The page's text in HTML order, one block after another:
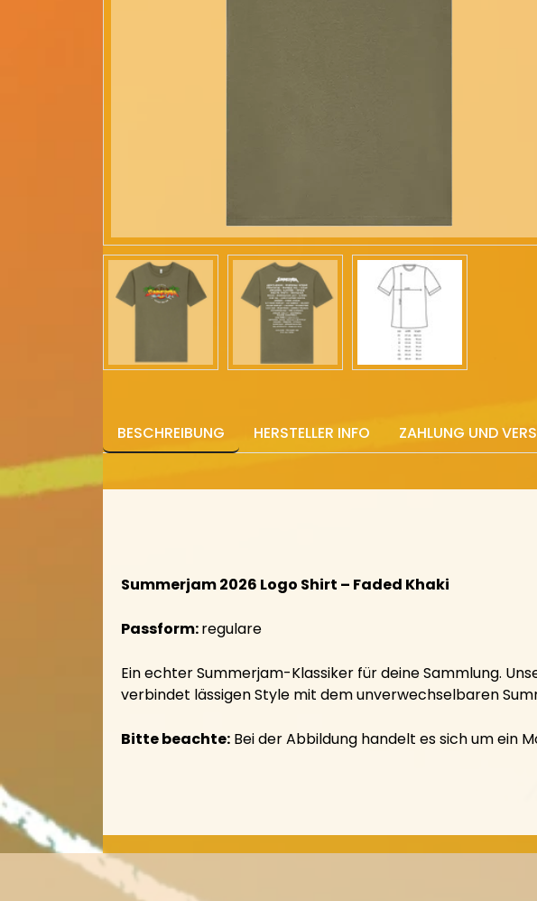
BESCHREIBUNG HERSTELLER INFO ZAHLUNG UND
Summerjam 2026 Logo Shirt – Faded Khaki
Passform:regulare
Ein echter Summerjam-Klassiker für deine Sammlung.
verbindet lässigen Style mit dem unverwechselbaren
Bitte beachte: Bei der Abbildung handelt es sich um ein